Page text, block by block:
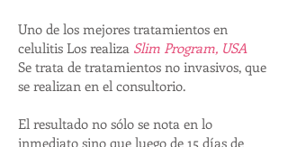
Uno de los mejores tratamientos en
celulitis Los realiza Slim Program, USA
Se trata de tratamientos no invasivos, que
se realizan en el consultorio.
El resultado no sólo se nota en lo
inmediato sino que luego de 15 días de